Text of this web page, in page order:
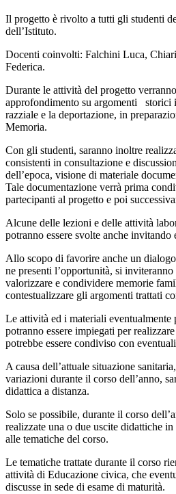
Il progetto è rivolto a tutti gli studenti
dell’Istituto.
Docenti coinvolti: Falchini Luca,
Federica.
Durante le attività del progetto
approfondimento su argomenti storici
razziale e la deportazione, in
Memoria.
Con gli studenti, saranno inoltre
consistenti in consultazione e
dell’epoca, visione di materiale
Tale documentazione verrà prima
partecipanti al progetto e poi
Alcune delle lezioni e delle attività
potranno essere svolte anche invitando
Allo scopo di favorire anche un
ne presenti l’opportunità, si
valorizzare e condividere memorie
contestualizzare gli argomenti trattati
Le attività ed i materiali eventualmente
potranno essere impiegati per
potrebbe essere condiviso con
A causa dell’attuale situazione
variazioni durante il corso dell’anno,
didattica a distanza.
Solo se possibile, durante il corso
realizzate una o due uscite didattiche
alle tematiche del corso.
Le tematiche trattate durante il corso
attività di Educazione civica, che
discusse in sede di esame di maturità.